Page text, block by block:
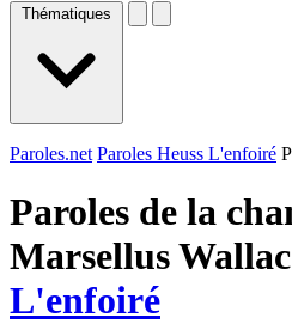
Thématiques
Paroles.net Paroles Heuss L'enfoiré
Paroles de la
Marsellus
L'enfoiré